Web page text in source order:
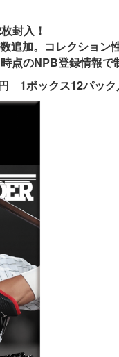
枚封入！
追加。コレクション
点のNPB登録情報で
1ボックス12パッ